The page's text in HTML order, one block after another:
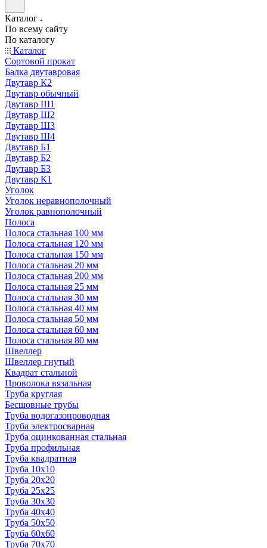
Каталог
По всему сайту
По каталогу
Каталог
Сортовой прокат
Балка двутавровая
Двутавр К2
Двутавр обычный
Двутавр Ш1
Двутавр Ш2
Двутавр Ш3
Двутавр Ш4
Двутавр Б1
Двутавр Б2
Двутавр Б3
Двутавр К1
Уголок
Уголок неравнополочный
Уголок равнополочный
Полоса
Полоса стальная 100 мм
Полоса стальная 120 мм
Полоса стальная 150 мм
Полоса стальная 20 мм
Полоса стальная 200 мм
Полоса стальная 25 мм
Полоса стальная 30 мм
Полоса стальная 40 мм
Полоса стальная 50 мм
Полоса стальная 60 мм
Полоса стальная 80 мм
Швеллер
Швеллер гнутый
Квадрат стальной
Проволока вязальная
Труба круглая
Бесшовные трубы
Труба водогазопроводная
Труба электросварная
Труба оцинкованная стальная
Труба профильная
Труба квадратная
Труба 10x10
Труба 20x20
Труба 25x25
Труба 30x30
Труба 40x40
Труба 50x50
Труба 60x60
Труба 70x70